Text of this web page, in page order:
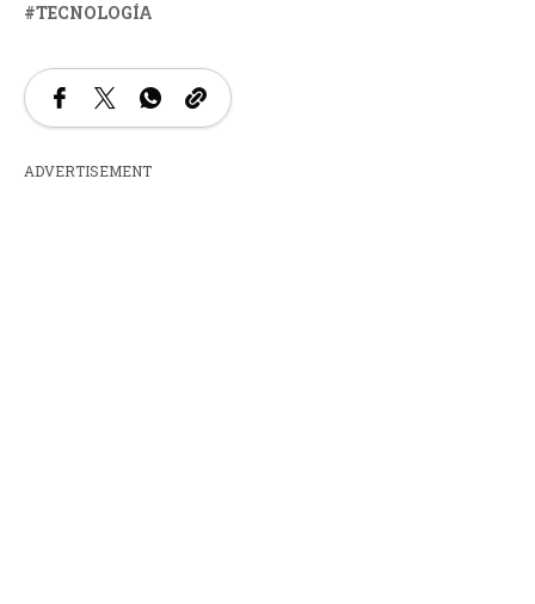
TECNOLOGÍA
ADVERTISEMENT